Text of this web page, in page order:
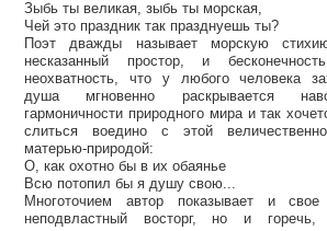
Зыбь ты великая, зыбь ты морская,
Чей это праздник так празднуешь ты?
Поэт дважды называет морскую
несказанный простор, и
неохватность, что у любого человека
душа мгновенно раскрывается
гармоничности природного мира и так
слиться воедино с этой
матерью-природой:
О, как охотно бы в их обаянье
Всю потопил бы я душу свою...
Многоточием автор показывает и
неподвластный восторг, но и